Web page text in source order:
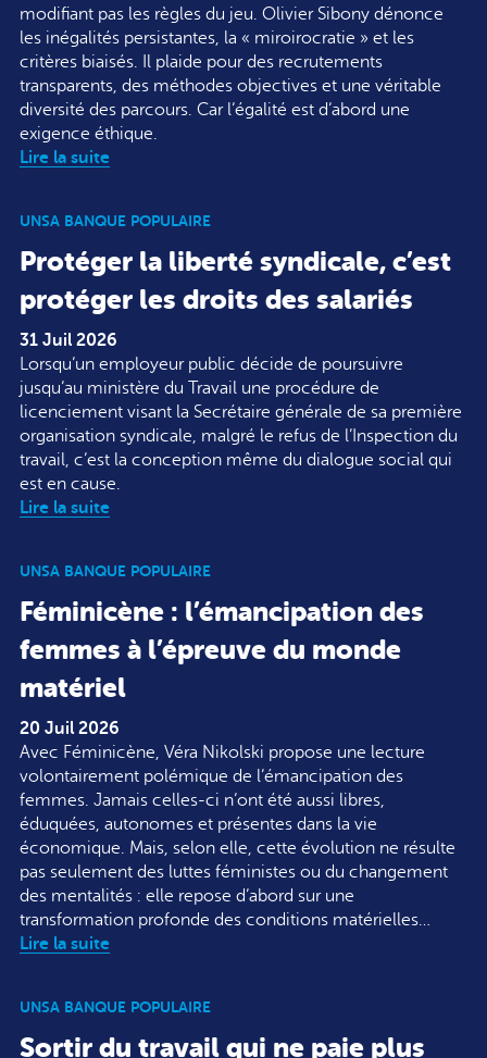
modifiant pas les règles du jeu. Olivier Sibony dénonce
les inégalités persistantes, la « miroirocratie » et les
critères biaisés. Il plaide pour des recrutements
transparents, des méthodes objectives et une véritable
diversité des parcours. Car l’égalité est d’abord une
exigence éthique.
Lire la suite
UNSA BANQUE POPULAIRE
Protéger la liberté syndicale, c’est
protéger les droits des salariés
31 Juil 2026
Lorsqu’un employeur public décide de poursuivre
jusqu’au ministère du Travail une procédure de
licenciement visant la Secrétaire générale de sa première
organisation syndicale, malgré le refus de l’Inspection du
travail, c’est la conception même du dialogue social qui
est en cause.
Lire la suite
UNSA BANQUE POPULAIRE
Féminicène : l’émancipation des
femmes à l’épreuve du monde
matériel
20 Juil 2026
Avec Féminicène, Véra Nikolski propose une lecture
volontairement polémique de l’émancipation des
femmes. Jamais celles-ci n’ont été aussi libres,
éduquées, autonomes et présentes dans la vie
économique. Mais, selon elle, cette évolution ne résulte
pas seulement des luttes féministes ou du changement
des mentalités : elle repose d’abord sur une
transformation profonde des conditions matérielles…
Lire la suite
UNSA BANQUE POPULAIRE
Sortir du travail qui ne paie plus